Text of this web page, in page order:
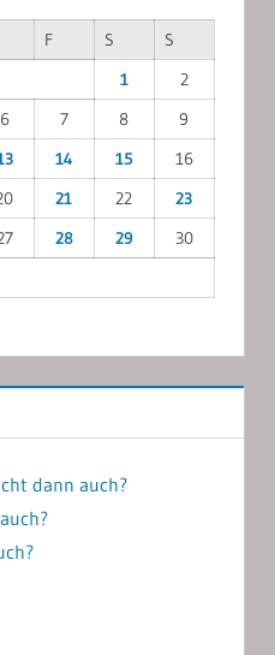
F S
S
1
2
6 7 8
9
14 15
16
21 22
23
28 29
30
dann auch?